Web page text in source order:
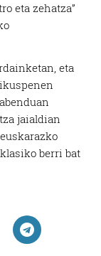
eta zehatza”
eta
jaialdian
berri bat